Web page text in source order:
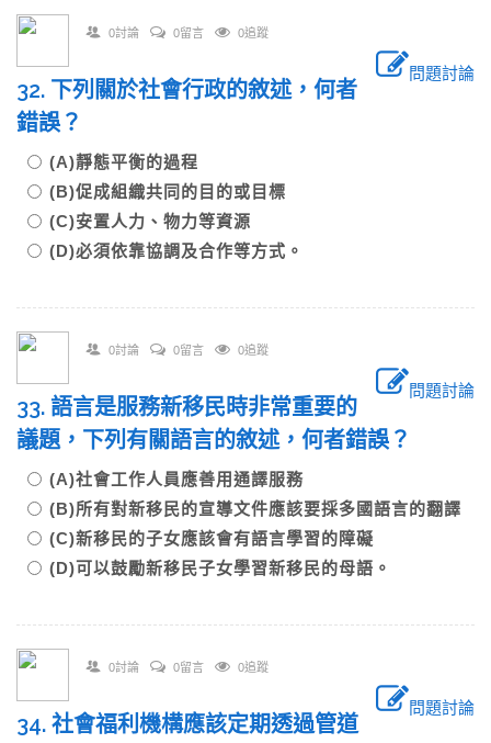
0討論 0留言 0追蹤
問題討論
32. 下列關於社會行政的敘述，何者
錯誤？
(A)靜態平衡的過程
(B)促成組織共同的目的或目標
(C)安置人力、物力等資源
(D)必須依靠協調及合作等方式。
0討論 0留言 0追蹤
問題討論
33. 語言是服務新移民時非常重要的
議題，下列有關語言的敘述，何者錯誤？
(A)社會工作人員應善用通譯服務
(B)所有對新移民的宣導文件應該要採多國語言的翻譯
(C)新移民的子女應該會有語言學習的障礙
(D)可以鼓勵新移民子女學習新移民的母語。
0討論 0留言 0追蹤
問題討論
34. 社會福利機構應該定期透過管道